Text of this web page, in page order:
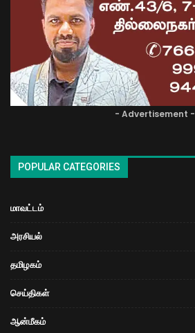
- Advertisement -
POPULAR CATEGORIES
மாவட்டம்
அரசியல்
தமிழகம்
செய்திகள்
ஆன்மீகம்